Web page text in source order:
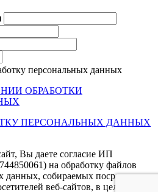
персональных данных
ОБРАБОТКИ
ПЕРСОНАЛЬНЫХ ДАННЫХ
Вы даете согласие ИП
на обработку файлов
данных, собираемых посредством
веб-сайтов, в целях